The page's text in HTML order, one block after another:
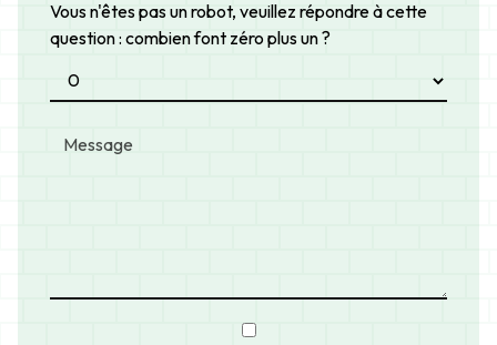
Vous n'êtes pas un robot, veuillez répondre à cette
question : combien font zéro plus un ?